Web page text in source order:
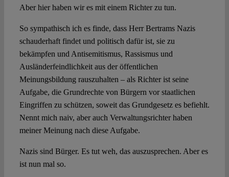
Aber hier haben wir es mit einem Richter zu tun.
So sympathisch ich es finde, dass Herr Bertrams Nazis
schauderhaft findet und politisch dafür ist, sie zu
bekämpfen und Antisemitismus, Rassismus und
Ausländerfeindlichkeit aus der öffentlichen
Meinungsbildung rauszuhalten – als Richter ist seine
Aufgabe, die Grundrechte von Bürgern vor staatlichen
Eingriffen zu schützen, soweit das Grundgesetz es befiehlt.
Nennt mich naiv, aber auch Verwaltungsrichter haben
meiner Meinung nach diese Aufgabe.
Nazis sind Bürger. Es tut weh, das auszusprechen. Aber es
ist nun mal so.